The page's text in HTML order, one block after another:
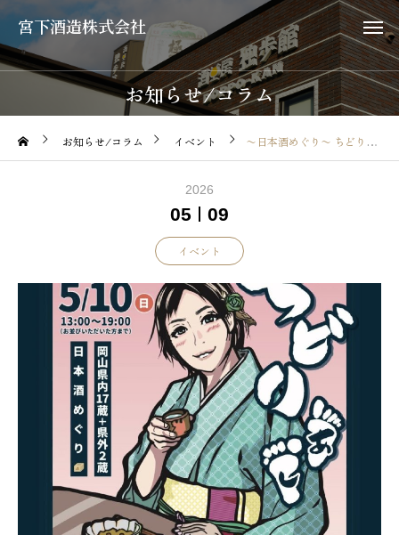
宮下酒造株式会社
お知らせ/コラム
お知らせ/コラム イベント 〜日本酒めぐり〜 ちどりあし in 岡山
2026
05 09
イベント